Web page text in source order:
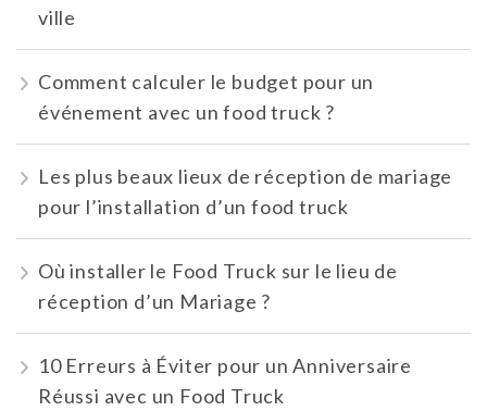
ville
Comment calculer le budget pour un
événement avec un food truck ?
Les plus beaux lieux de réception de mariage
pour l’installation d’un food truck
Où installer le Food Truck sur le lieu de
réception d’un Mariage ?
10 Erreurs à Éviter pour un Anniversaire
Réussi avec un Food Truck